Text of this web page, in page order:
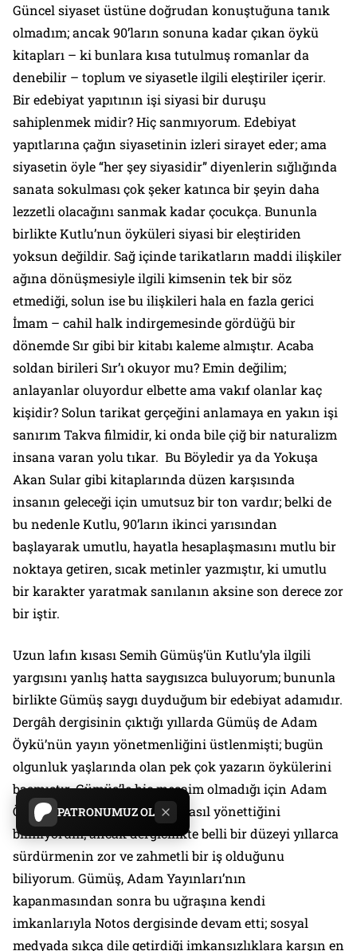
PATRONUMUZ OL
Güncel siyaset üstüne doğrudan konuştuğuna tanık
olmadım; ancak 90’ların sonuna kadar çıkan öykü
kitapları – ki bunlara kısa tutulmuş romanlar da
denebilir – toplum ve siyasetle ilgili eleştiriler içerir.
Bir edebiyat yapıtının işi siyasi bir duruşu
sahiplenmek midir? Hiç sanmıyorum. Edebiyat
yapıtlarına çağın siyasetinin izleri sirayet eder; ama
siyasetin öyle “her şey siyasidir” diyenlerin sığlığında
sanata sokulması çok şeker katınca bir şeyin daha
lezzetli olacağını sanmak kadar çocukça. Bununla
birlikte Kutlu’nun öyküleri siyasi bir eleştiriden
yoksun değildir. Sağ içinde tarikatların maddi ilişkiler
ağına dönüşmesiyle ilgili kimsenin tek bir söz
etmediği, solun ise bu ilişkileri hala en fazla gerici
İmam – cahil halk indirgemesinde gördüğü bir
dönemde Sır gibi bir kitabı kaleme almıştır. Acaba
soldan birileri Sır’ı okuyor mu? Emin değilim;
anlayanlar oluyordur elbette ama vakıf olanlar kaç
kişidir? Solun tarikat gerçeğini anlamaya en yakın işi
sanırım Takva filmidir, ki onda bile çiğ bir naturalizm
insana varan yolu tıkar. Bu Böyledir ya da Yokuşa
Akan Sular gibi kitaplarında düzen karşısında
insanın geleceği için umutsuz bir ton vardır; belki de
bu nedenle Kutlu, 90’ların ikinci yarısından
başlayarak umutlu, hayatla hesaplaşmasını mutlu bir
noktaya getiren, sıcak metinler yazmıştır, ki umutlu
bir karakter yaratmak sanılanın aksine son derece zor
bir iştir.
Uzun lafın kısası Semih Gümüş’ün Kutlu’yla ilgili
yargısını yanlış hatta saygısızca buluyorum; bununla
birlikte Gümüş saygı duyduğum bir edebiyat adamıdır.
Dergâh dergisinin çıktığı yıllarda Gümüş de Adam
Öykü’nün yayın yönetmenliğini üstlenmişti; bugün
olgunluk yaşlarında olan pek çok yazarın öykülerini
basmıştır. Gümüş’le hiç mesaim olmadığı için Adam
Öykü yazarlarıyla ilişkisini nasıl yönettiğini
bilmiyorum; ancak dergicilikte belli bir düzeyi yıllarca
sürdürmenin zor ve zahmetli bir iş olduğunu
biliyorum. Gümüş, Adam Yayınları’nın
kapanmasından sonra bu uğraşına kendi
imkanlarıyla Notos dergisinde devam etti; sosyal
medyada sıkça dile getirdiği imkansızlıklara karşın en